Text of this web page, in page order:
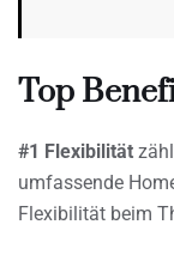
Top
#1 Flexibilität
umfassende
Flexibilität beim